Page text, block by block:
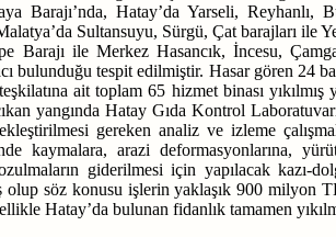
Barajı’nda, Hatay’da Yarseli,
Sultansuyu, Sürgü, Çat barajları
Barajı ile Merkez Hasancık, İncesu,
bulunduğu tespit edilmiştir. Hasar gören 24
ait toplam 65 hizmet binası
yangında Hatay Gıda Kontrol
gereken analiz ve izleme
kaymalara, arazi deformasyonlarına,
giderilmesi için yapılacak
olup söz konusu işlerin yaklaşık 900
Hatay’da bulunan fidanlık tamamen